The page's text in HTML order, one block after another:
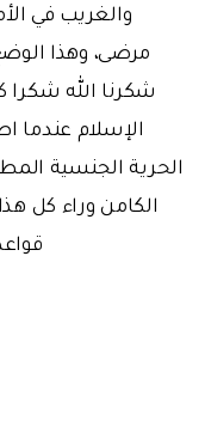
والغريب في
مرضى، وهذا
شكرنا الله شكرا
الإسلام عندما
الحرية الجنسية
الكامن وراء كل